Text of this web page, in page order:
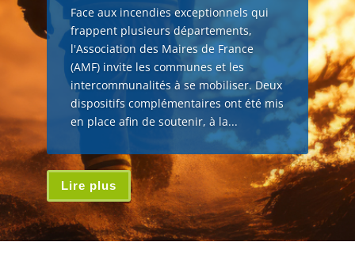
Face aux incendies exceptionnels qui
frappent plusieurs départements,
l'Association des Maires de France
(AMF) invite les communes et les
intercommunalités à se mobiliser. Deux
dispositifs complémentaires ont été mis
en place afin de soutenir, à la...
Lire plus